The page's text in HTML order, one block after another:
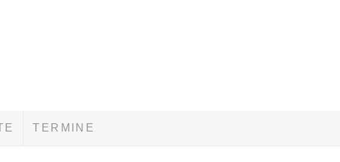
TERMINE